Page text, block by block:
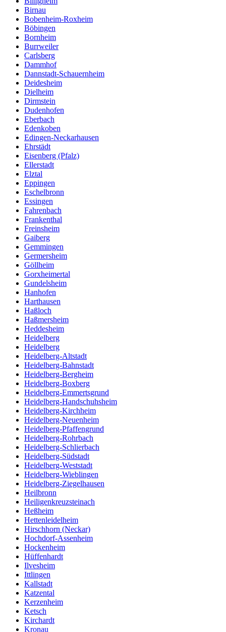
Birnau
Bobenheim-Roxheim
Böbingen
Bornheim
Burrweiler
Carlsberg
Dammhof
Dannstadt-Schauernheim
Deidesheim
Dielheim
Dirmstein
Dudenhofen
Eberbach
Edenkoben
Edingen-Neckarhausen
Ehrstädt
Eisenberg (Pfalz)
Ellerstadt
Elztal
Eppingen
Eschelbronn
Essingen
Fahrenbach
Frankenthal
Freinsheim
Gaiberg
Gemmingen
Germersheim
Göllheim
Gorxheimertal
Gundelsheim
Hanhofen
Harthausen
Haßloch
Haßmersheim
Heddesheim
Heidelberg
Heidelberg
Heidelberg-Altstadt
Heidelberg-Bahnstadt
Heidelberg-Bergheim
Heidelberg-Boxberg
Heidelberg-Emmertsgrund
Heidelberg-Handschuhsheim
Heidelberg-Kirchheim
Heidelberg-Neuenheim
Heidelberg-Pfaffengrund
Heidelberg-Rohrbach
Heidelberg-Schlierbach
Heidelberg-Südstadt
Heidelberg-Weststadt
Heidelberg-Wieblingen
Heidelberg-Ziegelhausen
Heilbronn
Heiligenkreuzsteinach
Heßheim
Hettenleidelheim
Hirschhorn (Neckar)
Hochdorf-Assenheim
Hockenheim
Hüffenhardt
Ilvesheim
Ittlingen
Kallstadt
Katzental
Kerzenheim
Ketsch
Kirchardt
Kronau